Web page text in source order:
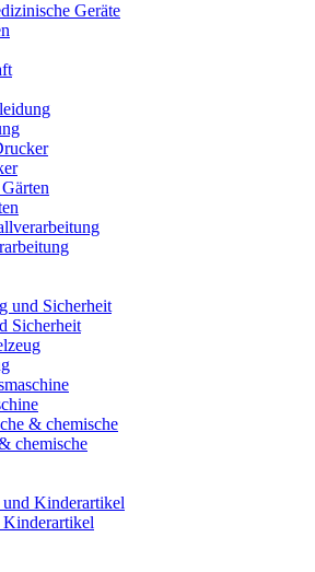
Geräte
Sicherheit
chemische